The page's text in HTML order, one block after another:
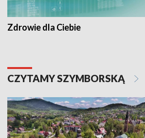
Zdrowie dla Ciebie
CZYTAMY SZYMBORSKĄ